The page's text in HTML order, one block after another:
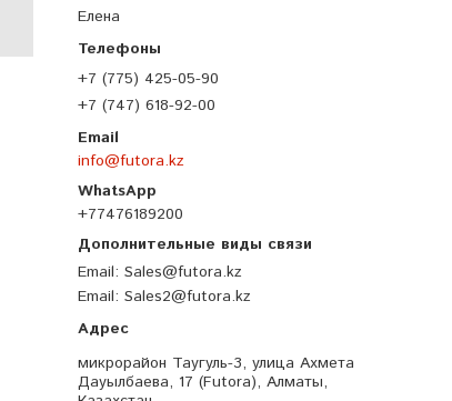
Елена
+7 (775) 425-05-90
+7 (747) 618-92-00
info@futora.kz
+77476189200
Email Sales@futora.kz
Email Sales2@futora.kz
микрорайон Таугуль-3, улица Ахмета
Дауылбаева, 17 (Futora), Алматы,